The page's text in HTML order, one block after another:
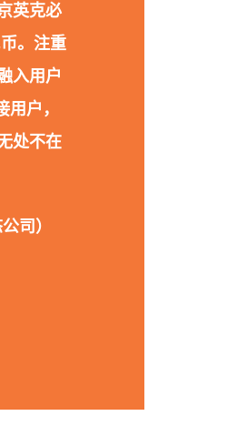
英克必
。注重
入用户
户，
处不在
司）